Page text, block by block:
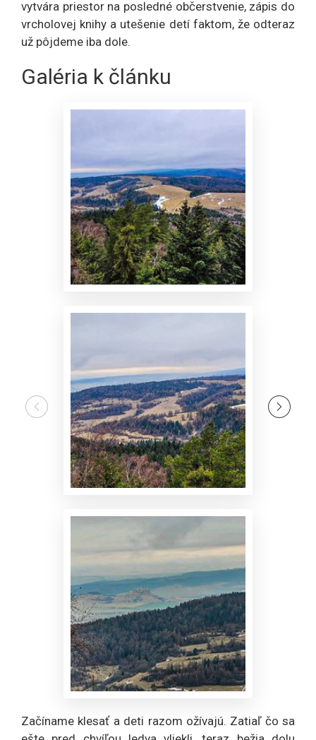
vytvára priestor na posledné občerstvenie, zápis do
vrcholovej knihy a utešenie detí faktom, že odteraz
už pôjdeme iba dole.
Galéria k článku
Začíname klesať a deti razom ožívajú. Zatiaľ čo sa